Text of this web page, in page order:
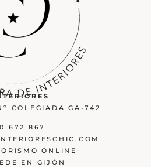
COLEGIADA GA-742
672 867
ONLINE
EN GIJÓN